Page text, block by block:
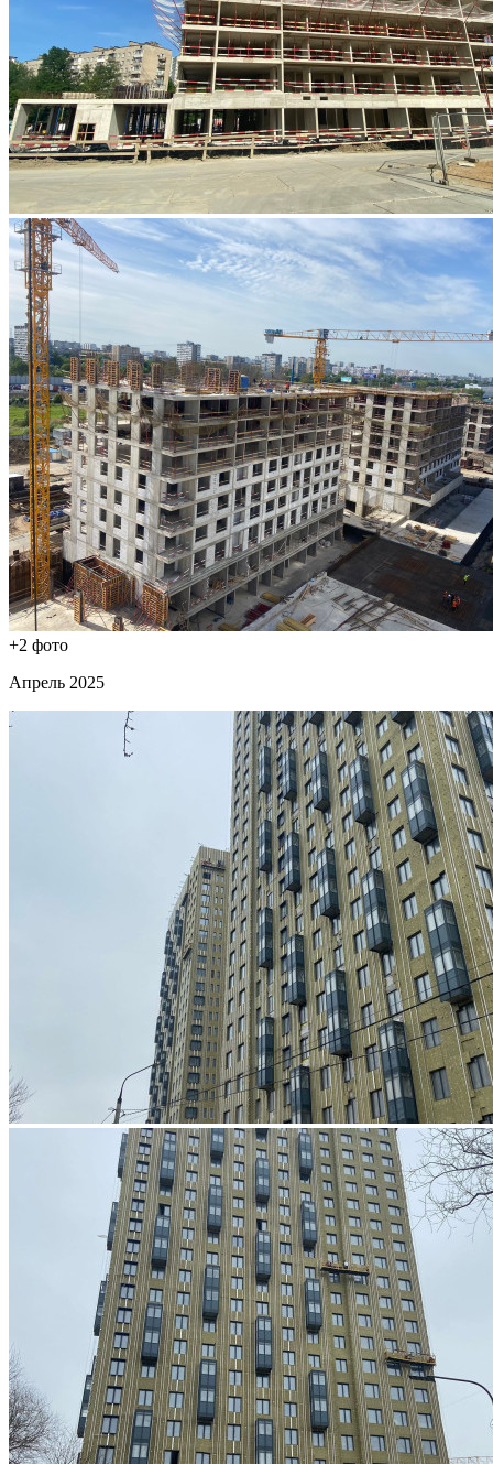
+2 фото
Апрель 2025